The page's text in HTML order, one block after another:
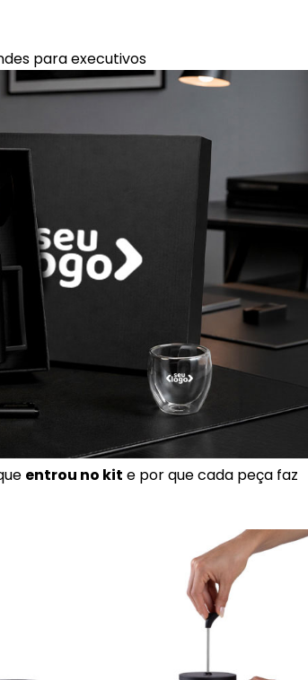
para executivos
entrou no kit e por que cada peça faz